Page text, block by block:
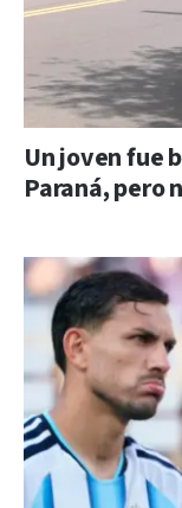
Un joven fue
Paraná, pero